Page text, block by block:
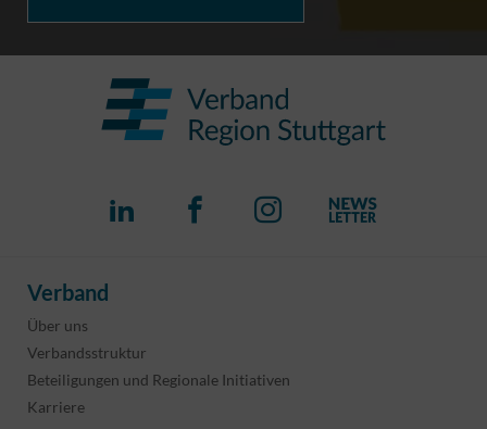
Verband
Über uns
Verbandsstruktur
Beteiligungen und Regionale Initiativen
Karriere